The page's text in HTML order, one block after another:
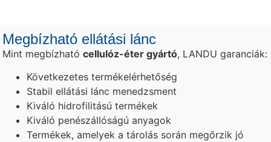
Megbízható ellátási lánc
Mint megbízhatócellulóz-éter gyártó, LANDU garanciák:
Következetes termékelérhetőség
Stabil ellátási lánc menedzsment
Kiváló hidrofilitású termékek
Kiváló penészállóságú anyagok
Termékek, amelyek a tárolás során megőrzik jó